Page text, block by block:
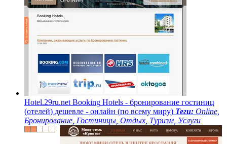
Hotel.29ru.net Booking Hotels - бронирование гостиниц
(отелей) дешевле - онлайн (по всему миру) Теги: Online,
Бронирование, Гостиницы, Отдых, Туризм, Услуги